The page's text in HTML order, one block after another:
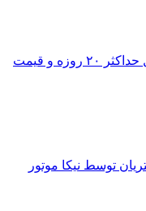
فروش فوری کیا اسپورتیج ۲۰۲۵ با تحویل حداکثر ۲۰ روزه و قیمت